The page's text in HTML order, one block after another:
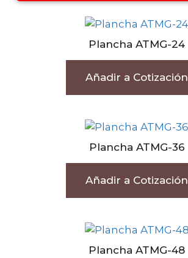
Plancha ATMG-24
Añadir a Cotización
Plancha ATMG-36
Añadir a Cotización
Plancha ATMG-48